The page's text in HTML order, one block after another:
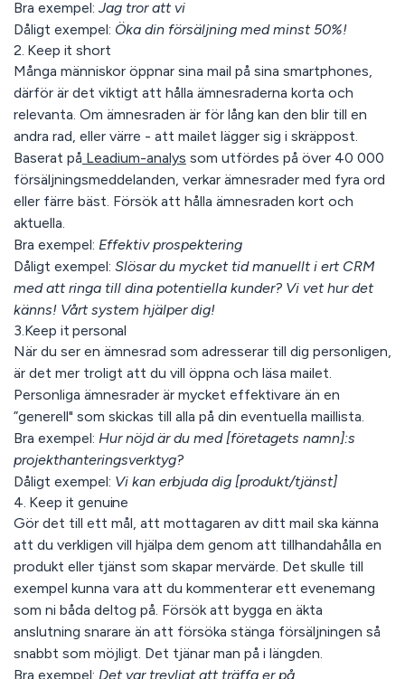
Bra exempel: Jag tror att vi
Dåligt exempel: Öka din försäljning med minst 50%!
2. Keep it short
Många människor öppnar sina mail på sina smartphones,
därför är det viktigt att hålla ämnesraderna korta och
relevanta. Om ämnesraden är för lång kan den blir till en
andra rad, eller värre - att mailet lägger sig i skräppost.
Baserat på Leadium-analys som utfördes på över 40 000
försäljningsmeddelanden, verkar ämnesrader med fyra ord
eller färre bäst. Försök att hålla ämnesraden kort och
aktuella.
Bra exempel: Effektiv prospektering
Dåligt exempel: Slösar du mycket tid manuellt i ert CRM
med att ringa till dina potentiella kunder? Vi vet hur det
känns! Vårt system hjälper dig!
3.Keep it personal
När du ser en ämnesrad som adresserar till dig personligen,
är det mer troligt att du vill öppna och läsa mailet.
Personliga ämnesrader är mycket effektivare än en
”generell" som skickas till alla på din eventuella maillista.
Bra exempel: Hur nöjd är du med [företagets namn]:s
projekthanteringsverktyg?
Dåligt exempel: Vi kan erbjuda dig [produkt/tjänst]
4. Keep it genuine
Gör det till ett mål, att mottagaren av ditt mail ska känna
att du verkligen vill hjälpa dem genom att tillhandahålla en
produkt eller tjänst som skapar mervärde. Det skulle till
exempel kunna vara att du kommenterar ett evenemang
som ni båda deltog på. Försök att bygga en äkta
anslutning snarare än att försöka stänga försäljningen så
snabbt som möjligt. Det tjänar man på i längden.
Bra exempel: Det var trevligt att träffa er på